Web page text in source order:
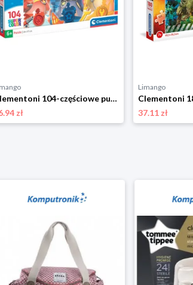
Clementoni 104-częściowe puzzle "Psi Patrol" - 6+ rozmiar: onesize
zł
Limango
37.11 zł